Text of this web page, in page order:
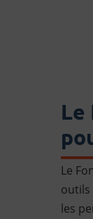
Le
Le
outils
les